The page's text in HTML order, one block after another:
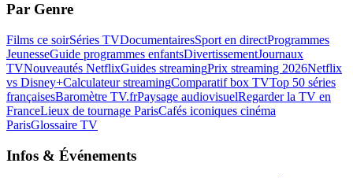
Par Genre
Films ce soirSéries TVDocumentairesSport en directProgrammes
JeunesseGuide programmes enfantsDivertissementJournaux
TVNouveautés NetflixGuides streamingPrix streaming 2026Netflix
vs Disney+Calculateur streamingComparatif box TVTop 50 séries
françaisesBaromètre TV.frPaysage audiovisuelRegarder la TV en
FranceLieux de tournage ParisCafés iconiques cinéma
ParisGlossaire TV
Infos & Événements